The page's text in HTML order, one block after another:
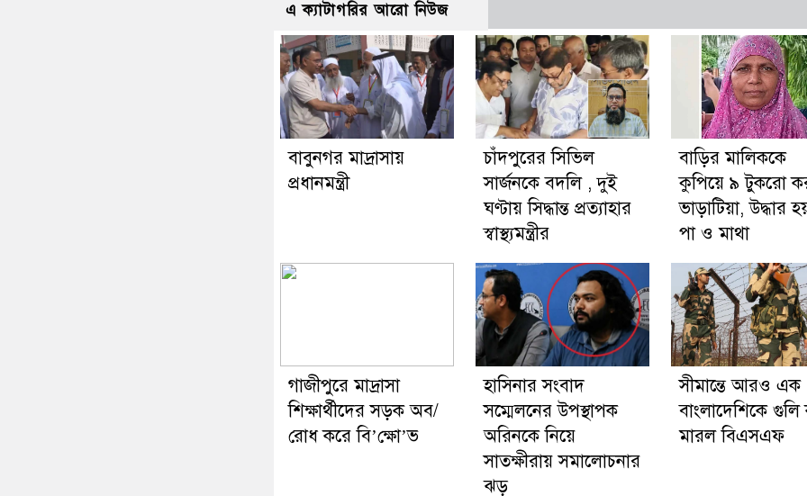
এ ক্যাটাগরির আরো নিউজ
বাবুনগর মাদ্রাসায়
প্রধানমন্ত্রী
চাঁদপুরের সিভিল
সার্জনকে বদলি , দুই
ঘণ্টায় সিদ্ধান্ত প্রত্যাহার
স্বাস্থ্যমন্ত্রীর
বাড়ির মালিককে
কুপিয়ে ৯ টুকরো
ভাড়াটিয়া, উদ্ধার
পা ও মাথা
গাজীপুরে মাদ্রাসা
শিক্ষার্থীদের সড়ক অব/
রোধ করে বি’ক্ষো’ভ
হাসিনার সংবাদ
সম্মেলনের উপস্থাপক
অরিনকে নিয়ে
সাতক্ষীরায় সমালোচনার
ঝড়
সীমান্তে আরও এক
বাংলাদেশিকে
মারল বিএসএফ